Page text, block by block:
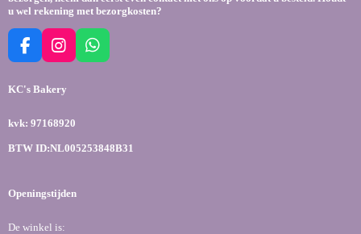
u wel rekening met bezorgkosten?
F
c
o
o
I
g
r
W
p
KC's Bakery
kvk: 97168920
BTW ID:NL005253848B31
Openingstijden
De winkel is: